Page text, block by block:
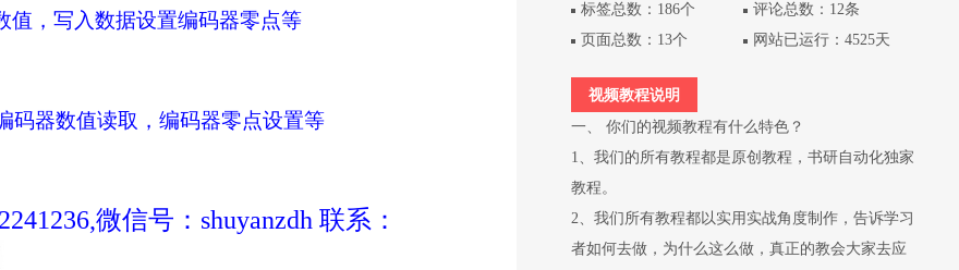
值，写入数据设置编码器零点等
码器数值读取，编码器零点设置等
微信号：shuyanzdh 联系：
标签总数：186个
评论总数：12条
页面总数：13个
网站已运行：4525天
视频教程说明
一、 你们的视频教程有什么特色？
1、我们的所有教程都是原创教程，书研自动化独家
教程。
2、我们所有教程都以实用实战角度制作，告诉学习
者如何去做，为什么这么做，真正的教会大家去应